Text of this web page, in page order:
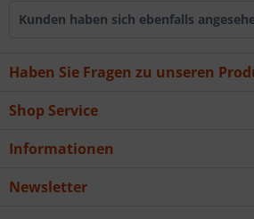
Kunden haben sich ebenfalls
Haben Sie Fragen zu unseren
Shop Service
Informationen
Newsletter